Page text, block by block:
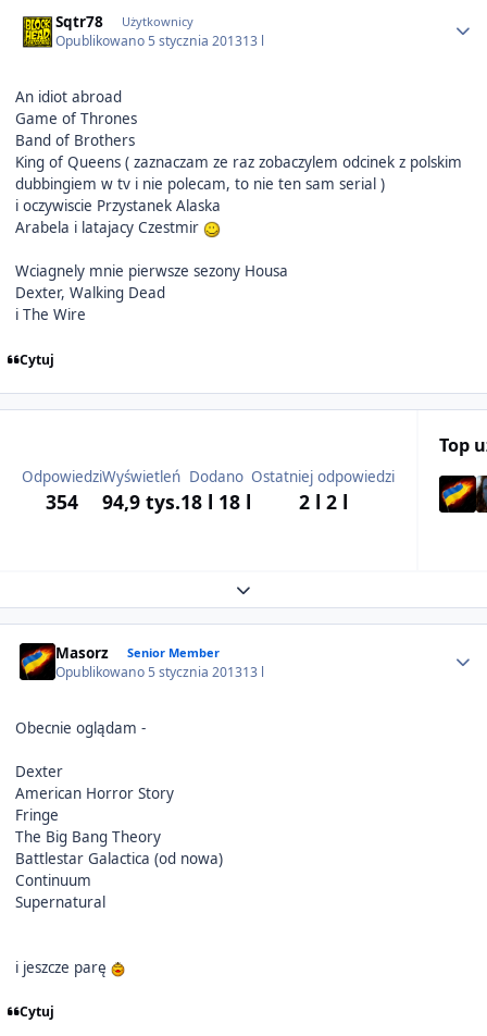
Sqtr78 Użytkownicy
Opublikowano 5 stycznia 201313 l
An idiot abroad
Game of Thrones
Band of Brothers
King of Queens ( zaznaczam ze raz zobaczylem odcinek z polskim
dubbingiem w tv i nie polecam, to nie ten sam serial )
i oczywiscie Przystanek Alaska
Arabela i latajacy Czestmir
Wciagnely mnie pierwsze sezony Housa
Dexter, Walking Dead
i The Wire
Cytuj
Odpowiedzi
354
Wyświetleń
94,9 tys.
Dodano
18 l 18 l
Ostatniej odpowiedzi
2 l 2 l
Top
Expand topic overview
Masorz Senior Member
Opublikowano 5 stycznia 201313 l
Obecnie oglądam -
Dexter
American Horror Story
Fringe
The Big Bang Theory
Battlestar Galactica (od nowa)
Continuum
Supernatural
i jeszcze parę
Cytuj